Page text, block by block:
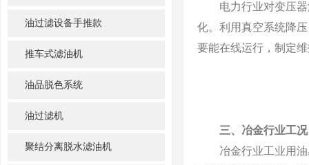
油过滤设备手推款
推车式滤油机
油品脱色系统
油过滤机
聚结分离脱水滤油机
电力行业对变压器
化。利用真空系统降
要能在线运行，制定
三、冶金行业工况
冶金行业工业用油